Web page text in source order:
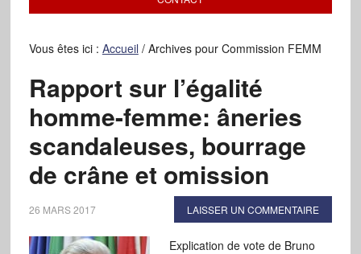
Vous êtes ici : Accueil /Archives pour Commission FEMM
Rapport sur l’égalité
homme-femme: âneries
scandaleuses, bourrage
de crâne et omission
26 MARS 2017 LAISSER UN COMMENTAIRE
Explication de vote de Bruno